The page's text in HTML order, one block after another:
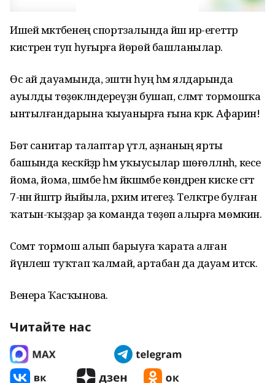
Ишей мәктәбенең спортзалында йәш ир-егеттәр
кистәрен туп һуғырға йөрөй башланылар.
Өс ай дауамында, эштән һуң һәм ялдарында
ауылды төҙөкләндереүҙән бушап, сәләмәт тормошҡа
ынтылғандарына ҡыуанырға ғына кәрәк. Афарин!
Бөтә санитар талаптар үтәлә, аҙнаның ярты
башында кескәйҙәр һәм уҡыусылар шөғөлләнһә, кесе
йома, йома, шәмбе һәм йәкшәмбе көндәрен киске сәғәт
7-нән йәштәр йыйыла, рәхим итегеҙ. Теләктәре булған
ҡатын-ҡыҙҙар ҙа команда төҙөп алырға мөмкин.
Сәоәмәт тормош алып барыуға ҡарата алған
йүнәлеш туҡтап ҡалмай, артабан да дауам итәсәк.
Венера Ҡасҡынова.
Читайте нас